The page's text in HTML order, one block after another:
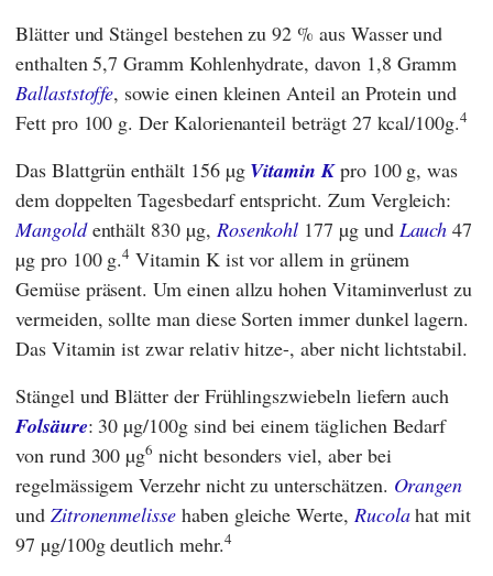
Blätter und Stängel bestehen zu 92 % aus Wasser und
enthalten 5,7 Gramm Kohlenhydrate, davon 1,8 Gramm
Ballaststoffe, sowie einen kleinen Anteil an Protein und
Fett pro 100 g. Der Kalorienanteil beträgt 27 kcal/100g.4
Das Blattgrün enthält 156 µg Vitamin Kpro 100 g, was
dem doppelten Tagesbedarf entspricht. Zum Vergleich:
Mangoldenthält 830 µg, Rosenkohl 177 µg und Lauch 47
µg pro 100 g.4 Vitamin K ist vor allem in grünem
Gemüse präsent. Um einen allzu hohen Vitaminverlust zu
vermeiden, sollte man diese Sorten immer dunkel lagern.
Das Vitamin ist zwar relativ hitze-, aber nicht lichtstabil.
Stängel und Blätter der Frühlingszwiebeln liefern auch
Folsäure: 30 µg/100g sind bei einem täglichen Bedarf
von rund 300 µg6 nicht besonders viel, aber bei
regelmässigem Verzehr nicht zu unterschätzen. Orangen
und Zitronenmelisse haben gleiche Werte, Rucolahat mit
97 µg/100g deutlich mehr.4